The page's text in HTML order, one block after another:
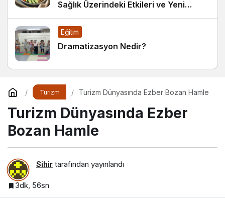
Sağlık Üzerindeki Etkileri ve Yeni
Alışkanlıklar
Eğitim
Dramatizasyon Nedir?
Turizm Turizm Dünyasında Ezber Bozan Hamle
Turizm Dünyasında Ezber
Bozan Hamle
Sihir tarafından yayınlandı
3dk, 56sn